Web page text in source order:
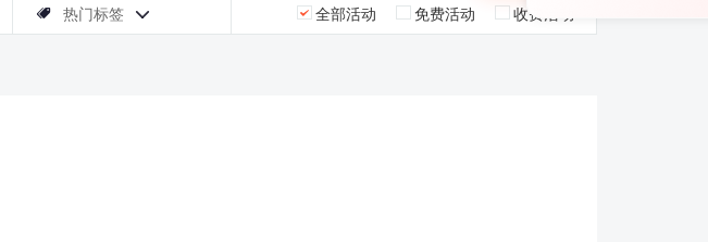
 热门标签  全部活动 免费活动 收费活动